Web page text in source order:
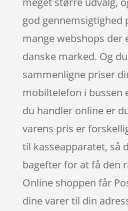
god gennemsigtighed
mange webshops der
danske marked. Og
sammenligne priser
mobiltelefon i bussen
du handler online er
varens pris er
til kasseapparatet, så
bagefter for at få den
Online shoppen får
dine varer til din